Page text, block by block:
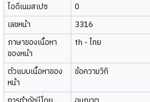
ไอดีเนมสเปซ
0
เลขหน้า
3316
ภาษาของเนื้อหา
ของหน้า
th - ไทย
ตัวแบบเนื้อหาของ
หน้า
ข้อความวิกิ